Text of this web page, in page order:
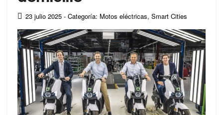
23 julio 2025 - Categoría: Motos eléctricas, Smart Cities